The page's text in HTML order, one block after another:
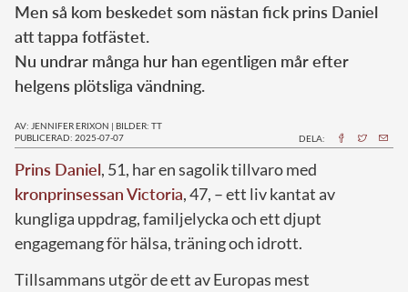
Men så kom beskedet som nästan fick prins Daniel
att tappa fotfästet.
Nu undrar många hur han egentligen mår efter
helgens plötsliga vändning.
AV: JENNIFER ERIXON | BILDER: TT
PUBLICERAD: 2025-07-07
DELA:
Prins Daniel, 51, har en sagolik tillvaro med
kronprinsessan Victoria, 47, – ett liv kantat av
kungliga uppdrag, familjelycka och ett djupt
engagemang för hälsa, träning och idrott.
Tillsammans utgör de ett av Europas mest